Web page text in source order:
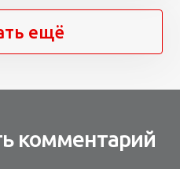
ещё
комментарий